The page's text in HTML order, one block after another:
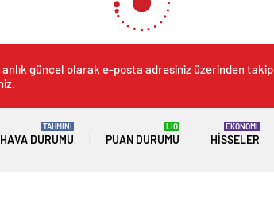
güncel olarak e-posta adresiniz üzerinden takip
HAVA DURUMU
TAHMİNİ
PUAN DURUMU
LİG
HISSELER
EKONOMİ